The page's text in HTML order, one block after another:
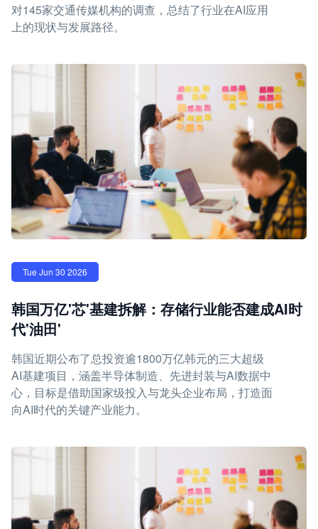
对145家交通传媒机构的调查，总结了行业在AI应用
上的现状与发展路径。
Tue Jun 30 2026
韩国万亿'芯'基建拆解：存储行业能否建成AI时
代'油田'
韩国近期公布了总投资逾1800万亿韩元的三大超级
AI基建项目，涵盖半导体制造、先进封装与AI数据中
心，目标是借助国家级投入与龙头企业布局，打造面
向AI时代的关键产业能力。